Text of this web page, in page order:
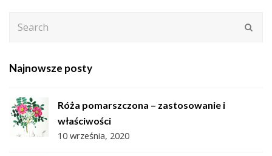
Najnowsze posty
Róża pomarszczona – zastosowanie i
właściwości
10 września, 2020